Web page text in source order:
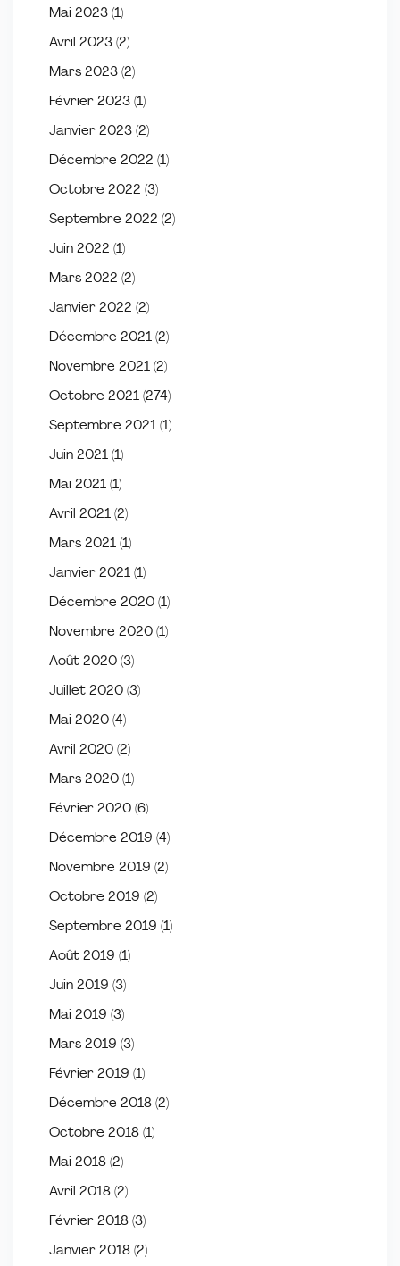
Mai 2023 (1)
Avril 2023 (2)
Mars 2023 (2)
Février 2023 (1)
Janvier 2023 (2)
Décembre 2022 (1)
Octobre 2022 (3)
Septembre 2022 (2)
Juin 2022 (1)
Mars 2022 (2)
Janvier 2022 (2)
Décembre 2021 (2)
Novembre 2021 (2)
Octobre 2021 (274)
Septembre 2021 (1)
Juin 2021 (1)
Mai 2021 (1)
Avril 2021 (2)
Mars 2021 (1)
Janvier 2021 (1)
Décembre 2020 (1)
Novembre 2020 (1)
Août 2020 (3)
Juillet 2020 (3)
Mai 2020 (4)
Avril 2020 (2)
Mars 2020 (1)
Février 2020 (6)
Décembre 2019 (4)
Novembre 2019 (2)
Octobre 2019 (2)
Septembre 2019 (1)
Août 2019 (1)
Juin 2019 (3)
Mai 2019 (3)
Mars 2019 (3)
Février 2019 (1)
Décembre 2018 (2)
Octobre 2018 (1)
Mai 2018 (2)
Avril 2018 (2)
Février 2018 (3)
Janvier 2018 (2)